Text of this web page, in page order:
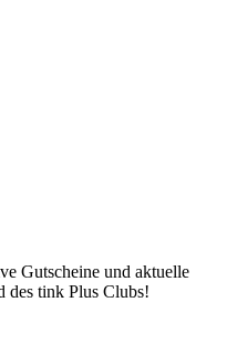
Gutscheine und aktuelle
des tink Plus Clubs!